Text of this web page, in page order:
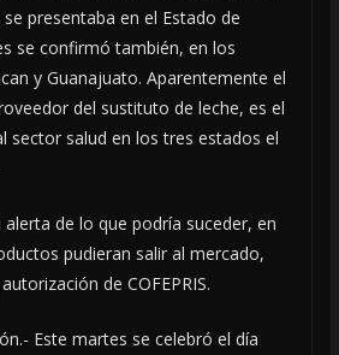
presentaba en el Estado de
se confirmó también, en los
y Guanajuato. Aparentemente el
del sustituto de leche, es el
sector salud en los tres estados el
de lo que podría suceder, en
pudieran salir al mercado,
de COFEPRIS.
Este martes se celebró el día